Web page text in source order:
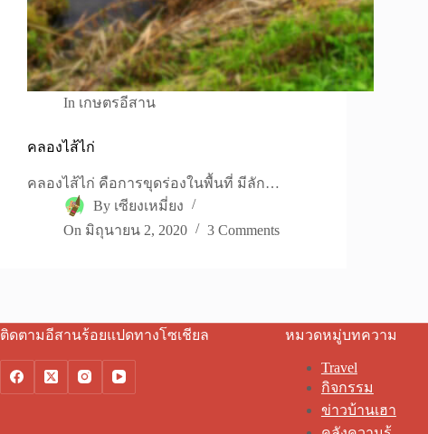
In เกษตรอีสาน
คลองไส้ไก่
คลองไส้ไก่ คือการขุดร่องในพื้นที่ มีลัก…
By เซียงเหมี่ยง
On มิถุนายน 2, 2020 3 Comments
ติดตามอีสานร้อยแปดทางโซเชียล หมวดหมู่บทความ
Travel
กิจกรรม
ข่าวบ้านเฮา